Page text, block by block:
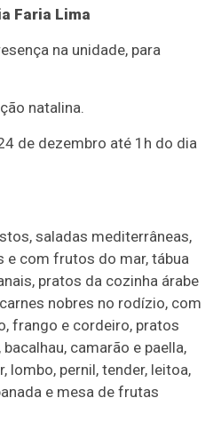
Faria Lima
na unidade, para
natalina.
de dezembro até 1h do dia
saladas mediterrâneas,
e com frutos do mar, tábua
pratos da cozinha árabe
nobres no rodízio, com
frango e cordeiro, pratos
camarão e paella,
lombo, pernil, tender, leitoa,
e mesa de frutas